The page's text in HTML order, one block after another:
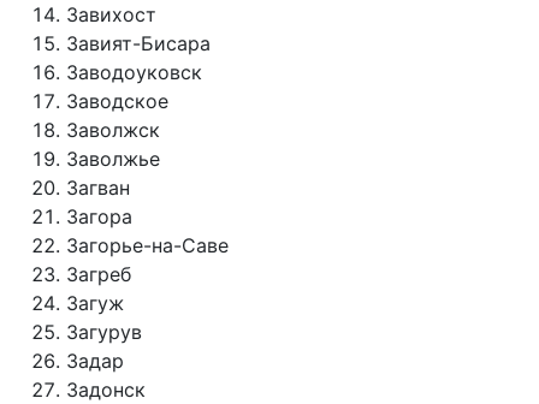
Завихост
Завият-Бисара
Заводоуковск
Заводское
Заволжск
Заволжье
Загван
Загора
Загорье-на-Саве
Загреб
Загуж
Загурув
Задар
Задонск